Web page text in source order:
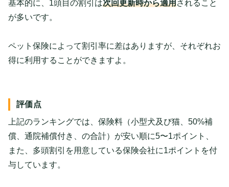
基本的に、1頭目の割引は次回更新時から適用されること
が多いです。
ペット保険によって割引率に差はありますが、それぞれお
得に利用することができますよ。
評価点
上記のランキングでは、保険料（小型犬及び猫、50%補
償、通院補償付き、の合計）が安い順に5〜1ポイント、
また、多頭割引を用意している保険会社に1ポイントを付
与しています。